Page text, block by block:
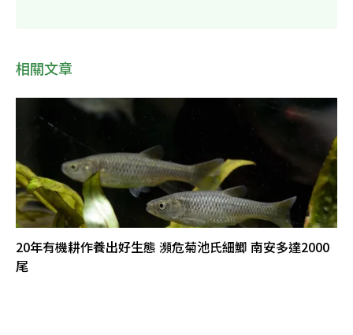
相關文章
20年有機耕作養出好生態 瀕危菊池氏細鯽 南安多達2000
尾